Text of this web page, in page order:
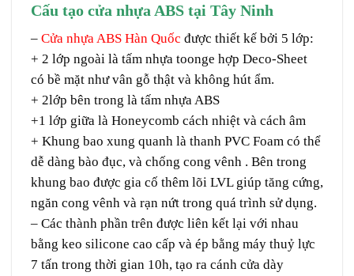
Cấu tạo cửa nhựa ABS tại Tây Ninh
– Cửa nhựa ABS Hàn Quốc được thiết kế bởi 5 lớp:
+ 2 lớp ngoài là tấm nhựa toonge hợp Deco-Sheet
có bề mặt như vân gỗ thật và không hút ẩm.
+ 2lớp bên trong là tấm nhựa ABS
+1 lớp giữa là Honeycomb cách nhiệt và cách âm
+ Khung bao xung quanh là thanh PVC Foam có thể
dễ dàng bào đục, và chống cong vênh . Bên trong
khung bao được gia cố thêm lõi LVL giúp tăng cứng,
ngăn cong vênh và rạn nứt trong quá trình sử dụng.
– Các thành phần trên được liên kết lại với nhau
bằng keo silicone cao cấp và ép bằng máy thuỷ lực
7 tấn trong thời gian 10h, tạo ra cánh cửa dày